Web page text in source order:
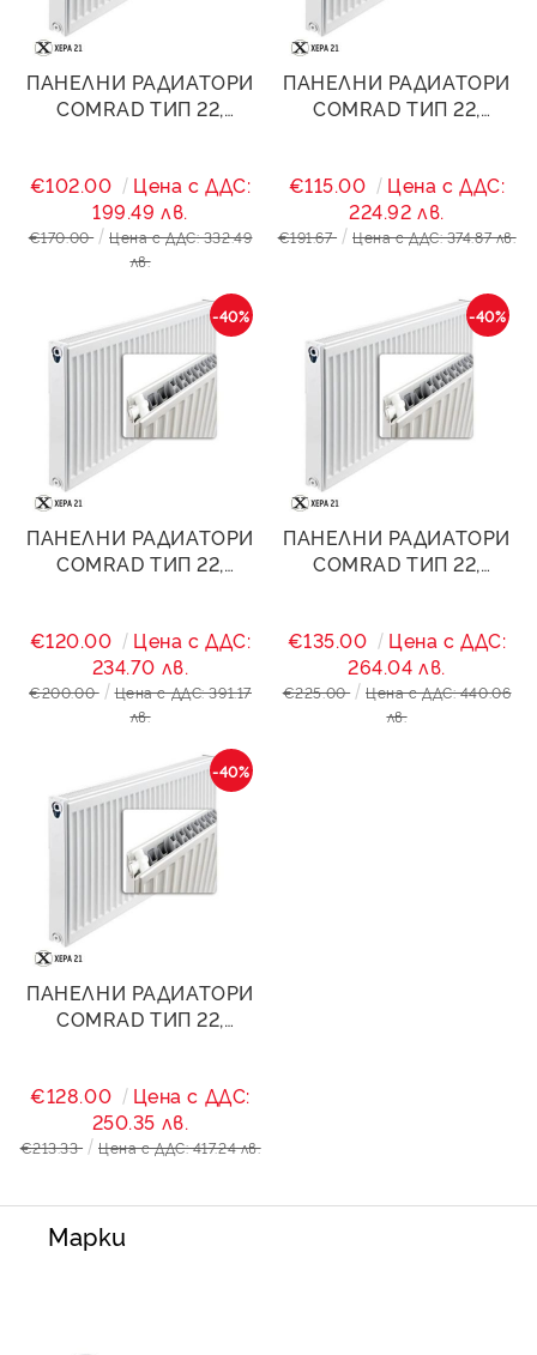
ПАНЕЛНИ РАДИАТОРИ
COMRAD ТИП 22,
€102.00
Цена с ДДС:
199.49 лв.
€170.00
Цена с ДДС: 332.49
лв.
ПАНЕЛНИ РАДИАТОРИ
COMRAD ТИП 22,
€115.00
Цена с ДДС:
224.92 лв.
€191.67 Цена с ДДС: 374.87 лв.
ПАНЕЛНИ РАДИАТОРИ
COMRAD ТИП 22,
-40%
€120.00
Цена с ДДС:
234.70 лв.
€200.00
Цена с ДДС: 391.17
лв.
ПАНЕЛНИ РАДИАТОРИ
COMRAD ТИП 22,
-40%
€135.00
Цена с ДДС:
264.04 лв.
€225.00
Цена с ДДС: 440.06
лв.
ПАНЕЛНИ РАДИАТОРИ
COMRAD ТИП 22,
-40%
€128.00
Цена с ДДС:
250.35 лв.
€213.33 Цена с ДДС: 417.24 лв.
Марки